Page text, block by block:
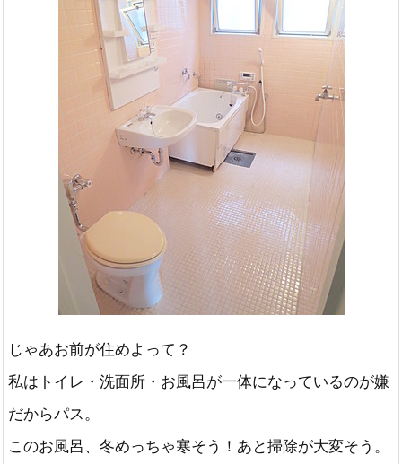
じゃあお前が住めよって？
私はトイレ・洗面所・お風呂が一体になっているのが嫌
だからパス。
このお風呂、冬めっちゃ寒そう！あと掃除が大変そう。